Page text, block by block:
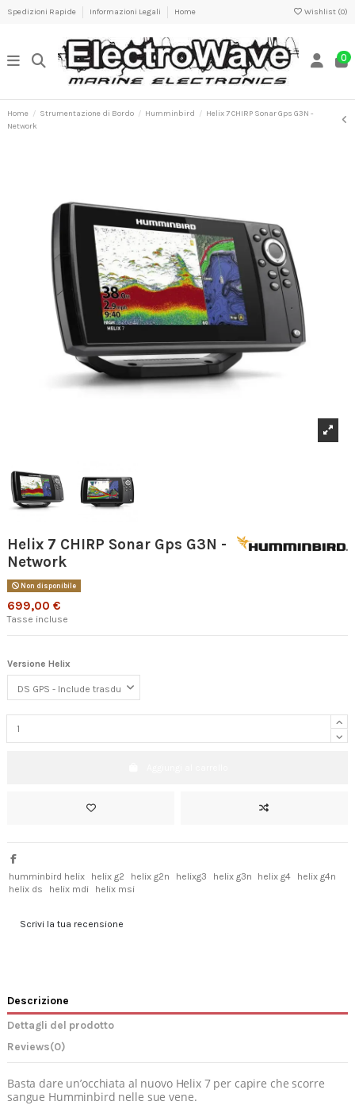
Spedizioni Rapide Informazioni Legali Home Wishlist (0)
0
Home Strumentazione di Bordo Humminbird
Helix 7 CHIRP Sonar Gps G3N -
Network
Helix 7 CHIRP Sonar Gps G3N -
Network
Non disponibile
699,00 €
Tasse incluse
Versione Helix
humminbird helix helix g2 helix g2n helixg3 helix g3n helix g4
helix g4n
helix ds
helix mdi helix msi
Scrivi la tua recensione
Descrizione
Dettagli del prodotto
Reviews(0)
Basta dare un’occhiata al nuovo Helix 7 per capire che scorre
sangue Humminbird nelle sue vene.